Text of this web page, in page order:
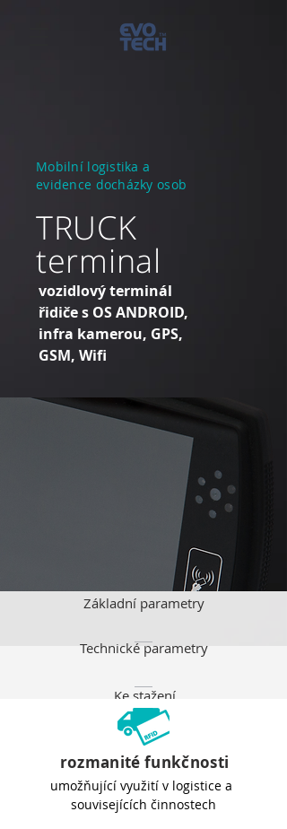
Mobilní logistika a
evidence docházky osob
TRUCK
terminal
vozidlový terminál
řidiče s OS ANDROID,
infra kamerou, GPS,
GSM, Wifi
Základní parametry
Technické parametry
Ke stažení
rozmanité funkčnosti
umožňující využití v logistice a
souvisejících činnostech